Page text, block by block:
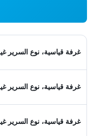
غرفة قياسية، نوع السرير
غرفة قياسية، نوع السرير
غرفة قياسية، نوع السرير